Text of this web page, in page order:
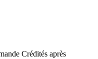
Crédités après